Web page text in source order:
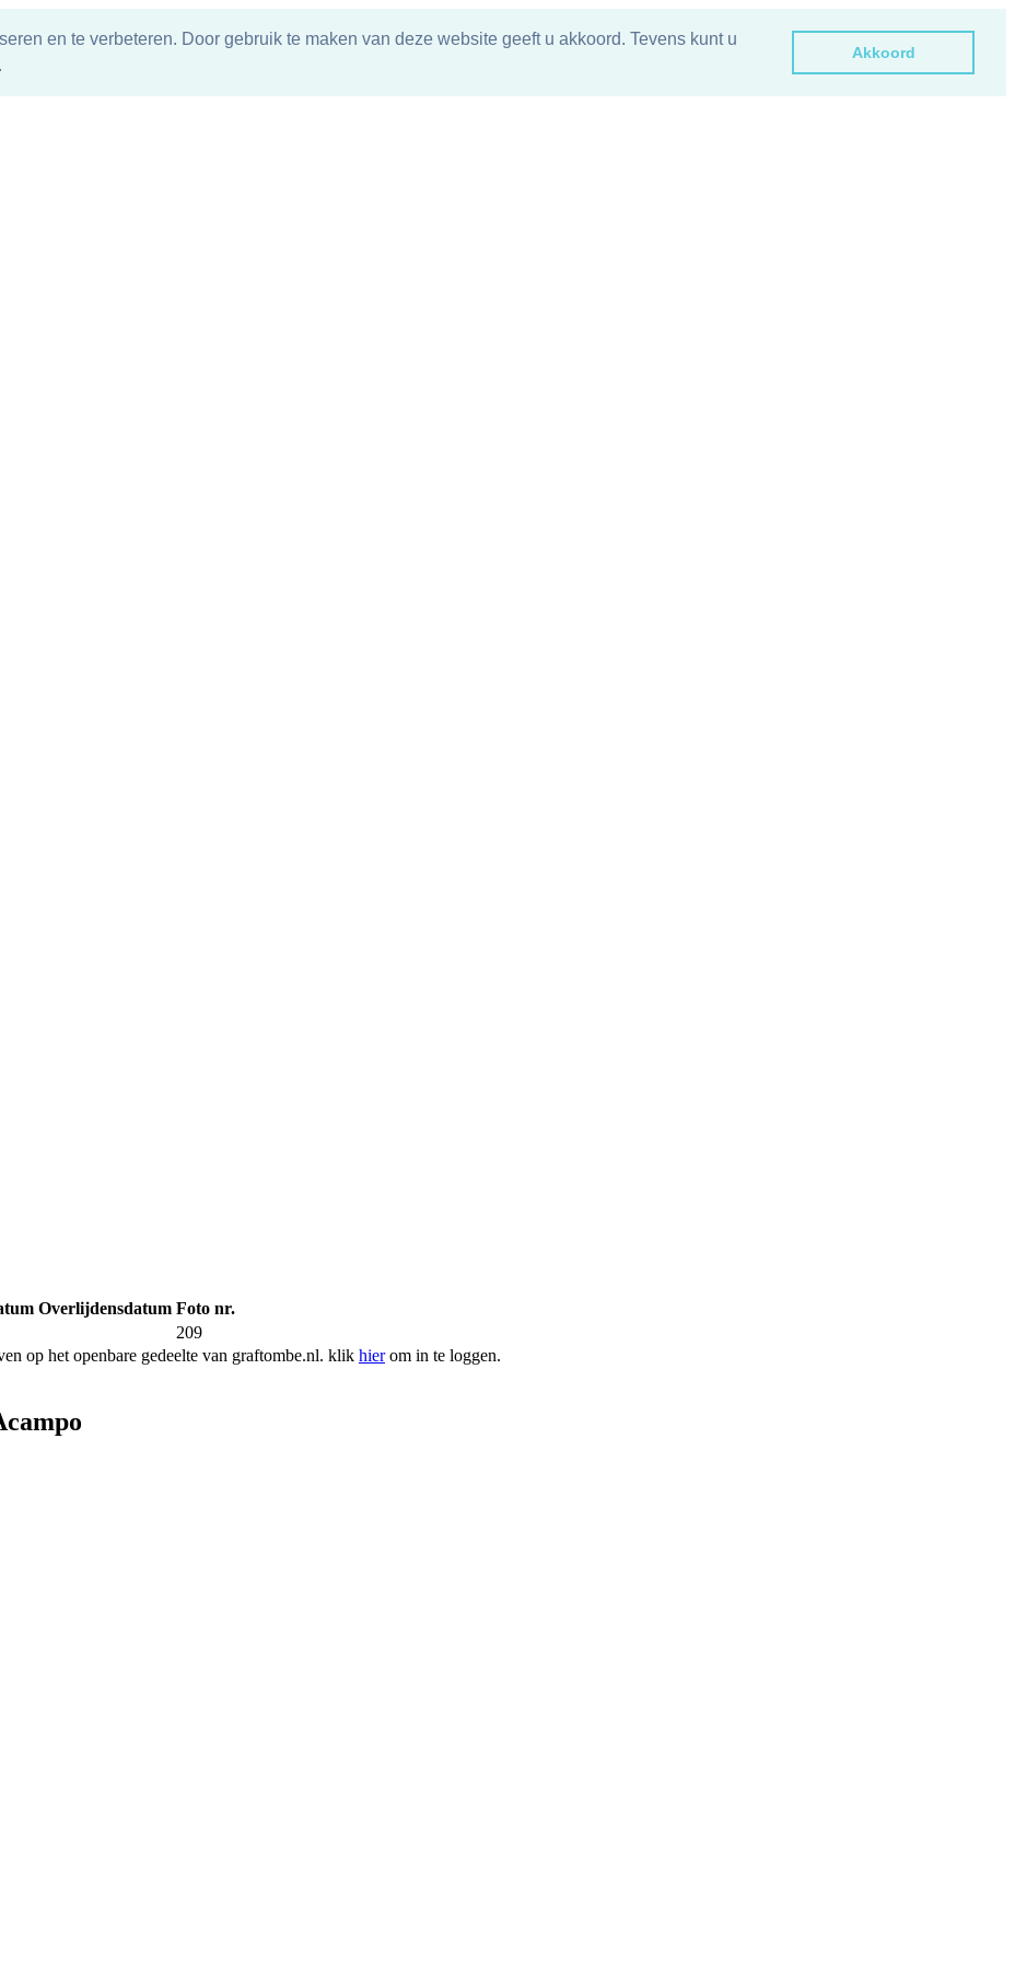
en te verbeteren. Door gebruik te maken van deze website geeft u akkoord. Tevens kunt u
Akkoord
Overlijdensdatum Foto nr.
209
op het openbare gedeelte van graftombe.nl. klik hierom in te loggen.